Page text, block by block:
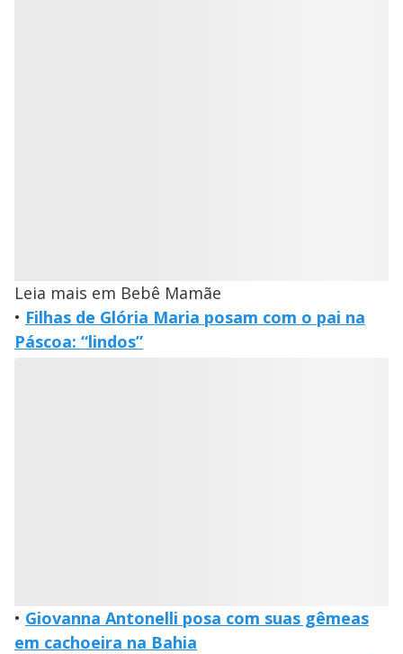
Leia mais em Bebê Mamãe
• Filhas de Glória Maria posam com o pai na
Páscoa: “lindos”
• Giovanna Antonelli posa com suas gêmeas
em cachoeira na Bahia